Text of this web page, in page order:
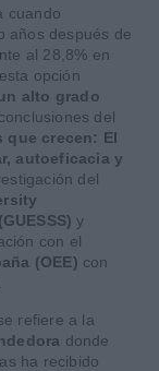
cuando
años después de
al 28,8% en
opción
alto grado
del
que crecen: El
autoeficacia y
del
y
con el
(OEE) con
refiere a la
donde
ha recibido